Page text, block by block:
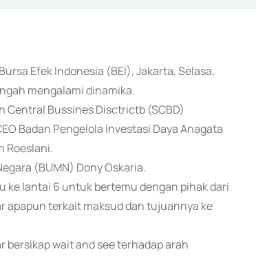
Efek Indonesia (BEI), Jakarta, Selasa,
mengalami dinamika.
Central Bussines Disctrictb (SCBD)
Badan Pengelola Investasi Daya Anagata
Roeslani.
(BUMN) Dony Oskaria.
ke lantai 6 untuk bertemu dengan pihak dari
apapun terkait maksud dan tujuannya ke
bersikap wait and see terhadap arah